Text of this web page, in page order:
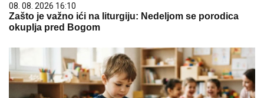
08. 08. 2026 16:10
Zašto je važno ići na liturgiju: Nedeljom se porodica
okuplja pred Bogom